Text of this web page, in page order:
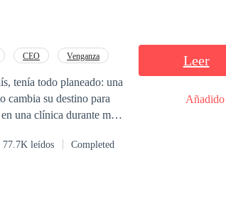
CEO
Venganza
tenía todo planeado: una
cambia su destino para
una clínica durante más
sumerge en una espiral
77.7K leídos Completed
Leer
Añadido